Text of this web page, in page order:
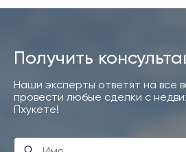
Получить
Наши эксперты ответят на все
провести любые сделки с
Пхукете!